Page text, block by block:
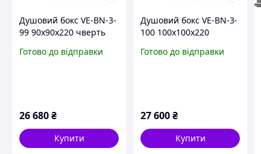
Душовий бокс VE-BN-3-
99 90х90х220 чверть
Готово до відправки
26 680₴
Купити
Душовий бокс VE-BN-3-
100 100х100х220
Готово до відправки
27 600₴
Купити